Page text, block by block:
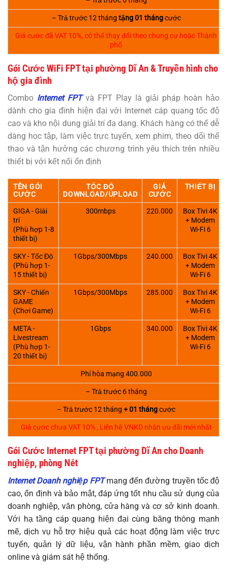
– Trả trước 12 tháng tặng 01 thángcước
Giá cước đã VAT 10%, có thể thay đổi theo chung cư hoặc Thành
phố
Gói Cước WiFi FPT tại phường Dĩ An & Truyền hình cho
hộ gia đình
Combo Internet FPTvà FPT Play là giải pháp hoàn hảo
dành cho gia đình hiện đại với Internet cáp quang tốc độ
cao và kho nội dung giải trí đa dạng. Khách hàng có thể dễ
dàng học tập, làm việc trực tuyến, xem phim, theo dõi thể
thao và tận hưởng các chương trình yêu thích trên nhiều
thiết bị với kết nối ổn định
TÊN GÓI
CƯỚC
TỐC ĐỘ
DOWNLOAD/UPLOAD
GIÁ
CƯỚC
THIẾT BỊ
GIGA - Giải
trí
(Phù hợp 1-8
thiết bị)
300mbps 220.000
Box Tivi 4K
+ Modem
Wi-Fi 6
SKY - Tốc Độ
(Phù hợp 1-
15 thiết bị)
1Gbps/300Mbps 240.000
Box Tivi 4K
+ Modem
Wi-Fi 6
SKY - Chiến
GAME
(Chơi Game)
1Gbps/300Mbps 285.000
Box Tivi 4K
+ Modem
Wi-Fi 6
META -
Livestream
(Phù hợp 1-
20 thiết bị)
1Gbps 340.000
Box Tivi 4K
+ Modem
Wi-Fi 6
Phí hòa mạng 400.000
– Trả trước 6 tháng
– Trả trước 12 tháng + 01 thángcước
Giá cước chưa VAT 10% , Liên hệ VNKD nhận ưu đãi mới nhất
Gói Cước Internet FPT tại phường Dĩ An cho Doanh
nghiệp, phòng Nét
Internet Doanh nghiệp FPTmang đến đường truyền tốc độ
cao, ổn định và bảo mật, đáp ứng tốt nhu cầu sử dụng của
doanh nghiệp, văn phòng, cửa hàng và cơ sở kinh doanh.
Với hạ tầng cáp quang hiện đại cùng băng thông mạnh
mẽ, dịch vụ hỗ trợ hiệu quả các hoạt động làm việc trực
tuyến, quản lý dữ liệu, vận hành phần mềm, giao dịch
online và giám sát hệ thống.